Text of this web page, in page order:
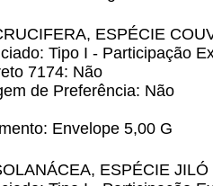
ESPÉCIE
Tipo I - Participação
7174: Não
de Preferência: Não
Envelope 5,00 G
ESPÉCIE JILÓ